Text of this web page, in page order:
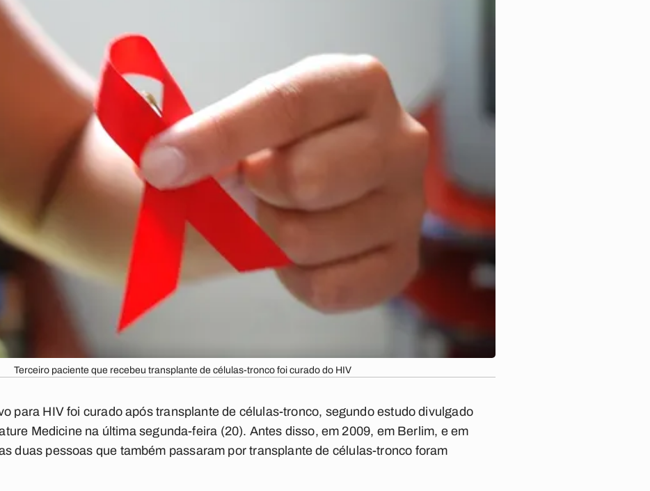
Terceiro paciente que recebeu transplante de células-tronco foi curado do HIV
para HIV foi curado após transplante de células-tronco, segundo estudo divulgado
Medicine na última segunda-feira (20). Antes disso, em 2009, em Berlim, e em
duas pessoas que também passaram por transplante de células-tronco foram